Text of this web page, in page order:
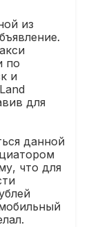
из
по
и
для
данной
что для